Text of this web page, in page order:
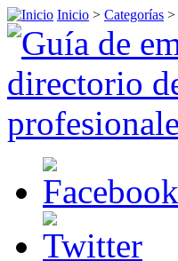
Inicio > Categorías >